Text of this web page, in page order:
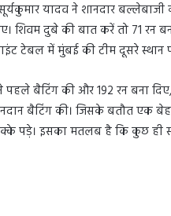
यादव ने शानदार
शिवम दुबे की बात करें तो 71 रन
टेबल में मुंबई की टीम दूसरे स्थान
बैटिंग की और 192 रन बना
बैटिंग की। जिसके बतौत एक
छक्के पड़े। इसका मतलब है कि कुछ